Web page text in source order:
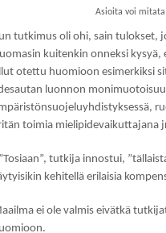
Asioita voi
tutkimus oli ohi, sain tulokset,
kuitenkin onneksi kysyä,
otettu huomioon esimerkiksi
luonnon
toimia mielipidevaikuttajana
tutkija innostui,
kehitellä erilaisia
ei ole valmis eivätkä